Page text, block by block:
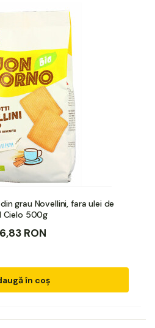
grau Novellini, fara ulei de
Cielo 500g
RON
în coș